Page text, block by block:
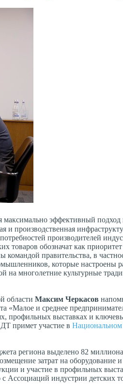
эффективный подход
производственная
производителей
товаров обозначат как
командой правительства, в
которые настроены
на многолетние культурные
области Максим Черкасов
«Малое и среднее
профильных выставках и
примет участие в Национальном
региона выделено 82
затрат на оборудование
и участие в профильных
Ассоциаций индустрии детских